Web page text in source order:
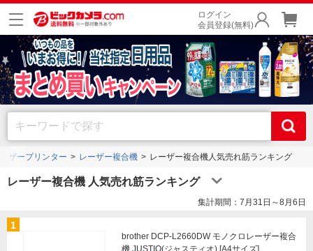
ログイン
会員登録(無料)
ザープリンター レーザー複合機 レーザー複合機人気売れ筋ランキング
レーザー複合機 人気売れ筋ランキング
集計期間：7月31日～8月6日
1
brother DCP-L2660DW モノクロレーザー複合
機 JUSTIO(ジャスティオ) [A4サイズ]